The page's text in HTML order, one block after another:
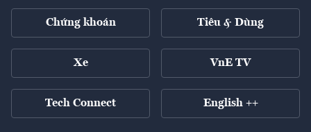
Chứng khoán Tiêu & Dùng
Xe VnE TV
Tech Connect English ++